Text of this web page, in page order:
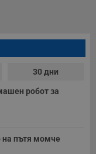
30 дни
робот за
на пътя момче